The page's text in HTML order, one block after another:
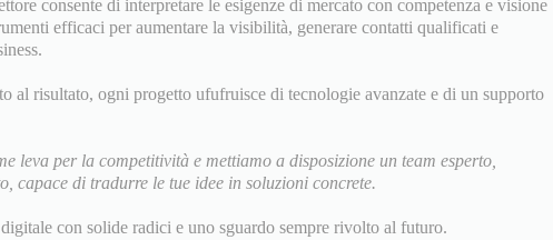
consente di interpretare le esigenze di mercato con competenza e visione
efficaci per aumentare la visibilità, generare contatti qualificati e
al risultato, ogni progetto ufufruisce di tecnologie avanzate e di un supporto
leva per la competitività e mettiamo a disposizione un team esperto,
capace di tradurre le tue idee in soluzioni concrete.
con solide radici e uno sguardo sempre rivolto al futuro.